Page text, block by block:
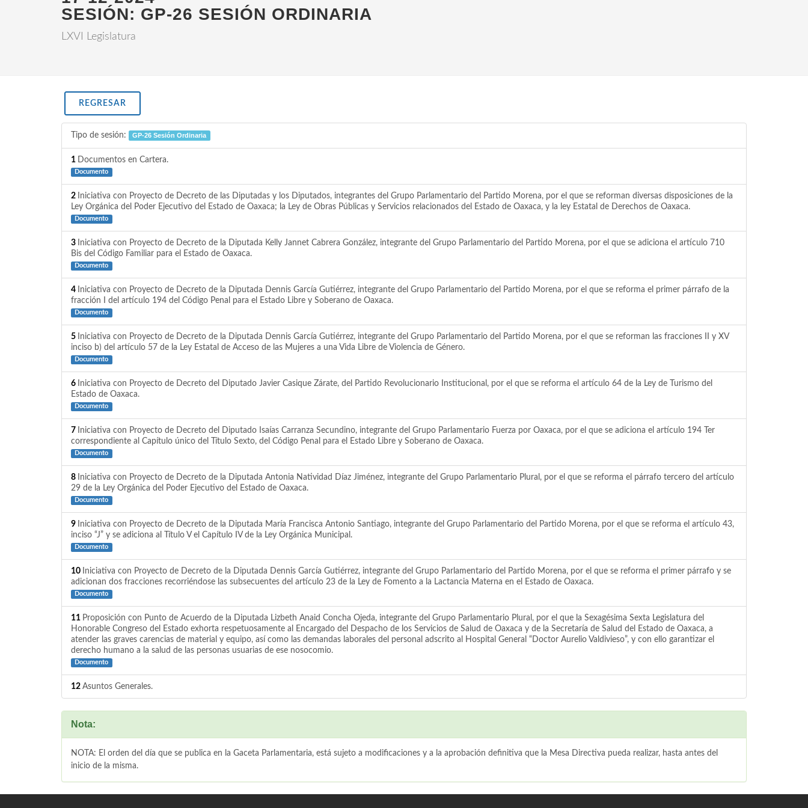
SESIÓN: GP-26 SESIÓN ORDINARIA
LXVI Legislatura
REGRESAR
Tipo de sesión: GP-26 Sesión Ordinaria
1 Documentos en Cartera.
Documento
2 Iniciativa con Proyecto de Decreto de las Diputadas y los Diputados, integrantes del Grupo Parlamentario del Partido Morena, por el que se reforman diversas disposiciones de la
Ley Orgánica del Poder Ejecutivo del Estado de Oaxaca; la Ley de Obras Públicas y Servicios relacionados del Estado de Oaxaca, y la ley Estatal de Derechos de Oaxaca.
Documento
3 Iniciativa con Proyecto de Decreto de la Diputada Kelly Jannet Cabrera González, integrante del Grupo Parlamentario del Partido Morena, por el que se adiciona el artículo 710
Bis del Código Familiar para el Estado de Oaxaca.
Documento
4 Iniciativa con Proyecto de Decreto de la Diputada Dennis García Gutiérrez, integrante del Grupo Parlamentario del Partido Morena, por el que se reforma el primer párrafo de la
fracción I del artículo 194 del Código Penal para el Estado Libre y Soberano de Oaxaca.
Documento
5 Iniciativa con Proyecto de Decreto de la Diputada Dennis García Gutiérrez, integrante del Grupo Parlamentario del Partido Morena, por el que se reforman las fracciones II y XV
inciso b) del artículo 57 de la Ley Estatal de Acceso de las Mujeres a una Vida Libre de Violencia de Género.
Documento
6 Iniciativa con Proyecto de Decreto del Diputado Javier Casique Zárate, del Partido Revolucionario Institucional, por el que se reforma el artículo 64 de la Ley de Turismo del
Estado de Oaxaca.
Documento
7 Iniciativa con Proyecto de Decreto del Diputado Isaías Carranza Secundino, integrante del Grupo Parlamentario Fuerza por Oaxaca, por el que se adiciona el artículo 194 Ter
correspondiente al Capítulo único del Título Sexto, del Código Penal para el Estado Libre y Soberano de Oaxaca.
Documento
8 Iniciativa con Proyecto de Decreto de la Diputada Antonia Natividad Díaz Jiménez, integrante del Grupo Parlamentario Plural, por el que se reforma el párrafo tercero del artículo
29 de la Ley Orgánica del Poder Ejecutivo del Estado de Oaxaca.
Documento
9 Iniciativa con Proyecto de Decreto de la Diputada María Francisca Antonio Santiago, integrante del Grupo Parlamentario del Partido Morena, por el que se reforma el artículo 43,
inciso “J” y se adiciona al Título V el Capítulo IV de la Ley Orgánica Municipal.
Documento
10 Iniciativa con Proyecto de Decreto de la Diputada Dennis García Gutiérrez, integrante del Grupo Parlamentario del Partido Morena, por el que se reforma el primer párrafo y se
adicionan dos fracciones recorriéndose las subsecuentes del artículo 23 de la Ley de Fomento a la Lactancia Materna en el Estado de Oaxaca.
Documento
11 Proposición con Punto de Acuerdo de la Diputada Lizbeth Anaid Concha Ojeda, integrante del Grupo Parlamentario Plural, por el que la Sexagésima Sexta Legislatura del
Honorable Congreso del Estado exhorta respetuosamente al Encargado del Despacho de los Servicios de Salud de Oaxaca y de la Secretaría de Salud del Estado de Oaxaca, a
atender las graves carencias de material y equipo, así como las demandas laborales del personal adscrito al Hospital General “Doctor Aurelio Valdivieso”, y con ello garantizar el
derecho humano a la salud de las personas usuarias de ese nosocomio.
Documento
12 Asuntos Generales.
Nota:
NOTA: El orden del día que se publica en la Gaceta Parlamentaria, está sujeto a modificaciones y a la aprobación definitiva que la Mesa Directiva pueda realizar, hasta antes del
inicio de la misma.